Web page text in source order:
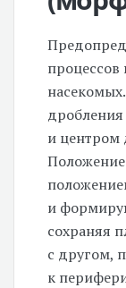
процессов
и
и
сохраняя
с другом,
к